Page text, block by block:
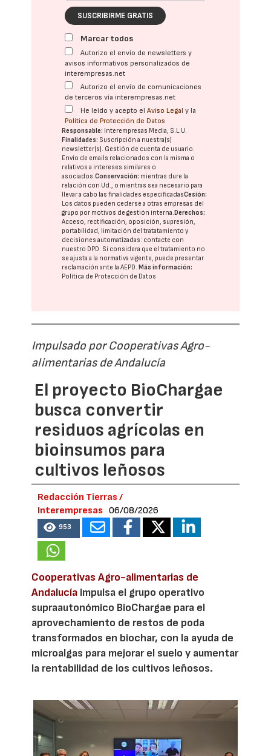
SUSCRIBIRME GRATIS
Marcar todos
Autorizo el envío de newsletters y
avisos informativos personalizados de
interempresas.net
Autorizo el envío de comunicaciones
de terceros vía interempresas.net
He leído y acepto elAviso Legal y la
Política de Protección de Datos
Responsable: Interempresas Media, S.L.U.
Finalidades: Suscripción a nuestra(s)
newsletter(s). Gestión de cuenta de usuario.
Envío de emails relacionados con la misma o
relativos a intereses similares o
asociados.Conservación: mientras dure la
relación con Ud., o mientras sea necesario para
llevar a cabo las finalidades especificadasCesión:
Los datos pueden cederse a otras empresas del
grupo por motivos de gestión interna. Derechos:
Acceso, rectificación, oposición, supresión,
portabilidad, limitación del tratatamiento y
decisiones automatizadas: contacte con
nuestro DPD. Si considera que el tratamiento no
se ajusta a la normativa vigente, puede presentar
reclamación ante laAEPD. Más información:
Política de Protección de Datos
Impulsado por Cooperativas Agro-
alimentarias de Andalucía
El proyecto BioChargae
busca convertir
residuos agrícolas en
bioinsumos para
cultivos leñosos
Redacción Tierras /
Interempresas
06/08/2026
953
Cooperativas Agro-alimentarias de
Andalucía impulsa el grupo operativo
supraautonómico BioChargae para el
aprovechamiento de restos de poda
transformados en biochar, con la ayuda de
microalgas para mejorar el suelo y aumentar
la rentabilidad de los cultivos leñosos.